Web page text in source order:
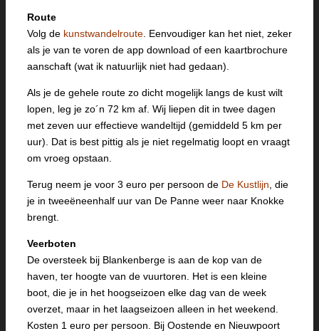
Route
Volg de kunstwandelroute. Eenvoudiger kan het niet, zeker
als je van te voren de app download of een kaartbrochure
aanschaft (wat ik natuurlijk niet had gedaan).
Als je de gehele route zo dicht mogelijk langs de kust wilt
lopen, leg je zo´n 72 km af. Wij liepen dit in twee dagen
met zeven uur effectieve wandeltijd (gemiddeld 5 km per
uur). Dat is best pittig als je niet regelmatig loopt en vraagt
om vroeg opstaan.
Terug neem je voor 3 euro per persoon de De Kustlijn, die
je in tweeëneenhalf uur van De Panne weer naar Knokke
brengt.
Veerboten
De oversteek bij Blankenberge is aan de kop van de
haven, ter hoogte van de vuurtoren. Het is een kleine
boot, die je in het hoogseizoen elke dag van de week
overzet, maar in het laagseizoen alleen in het weekend.
Kosten 1 euro per persoon. Bij Oostende en Nieuwpoort